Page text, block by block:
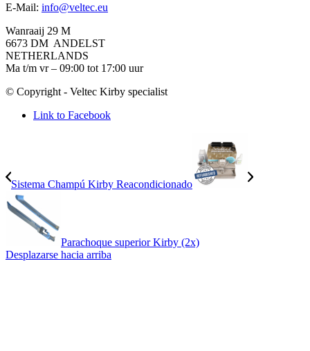
E-Mail: info@veltec.eu
Wanraaij 29 M
6673 DM ANDELST
NETHERLANDS
Ma t/m vr – 09:00 tot 17:00 uur
© Copyright - Veltec Kirby specialist
Link to Facebook
Sistema Champú Kirby Reacondicionado
Parachoque superior Kirby (2x)
Desplazarse hacia arriba